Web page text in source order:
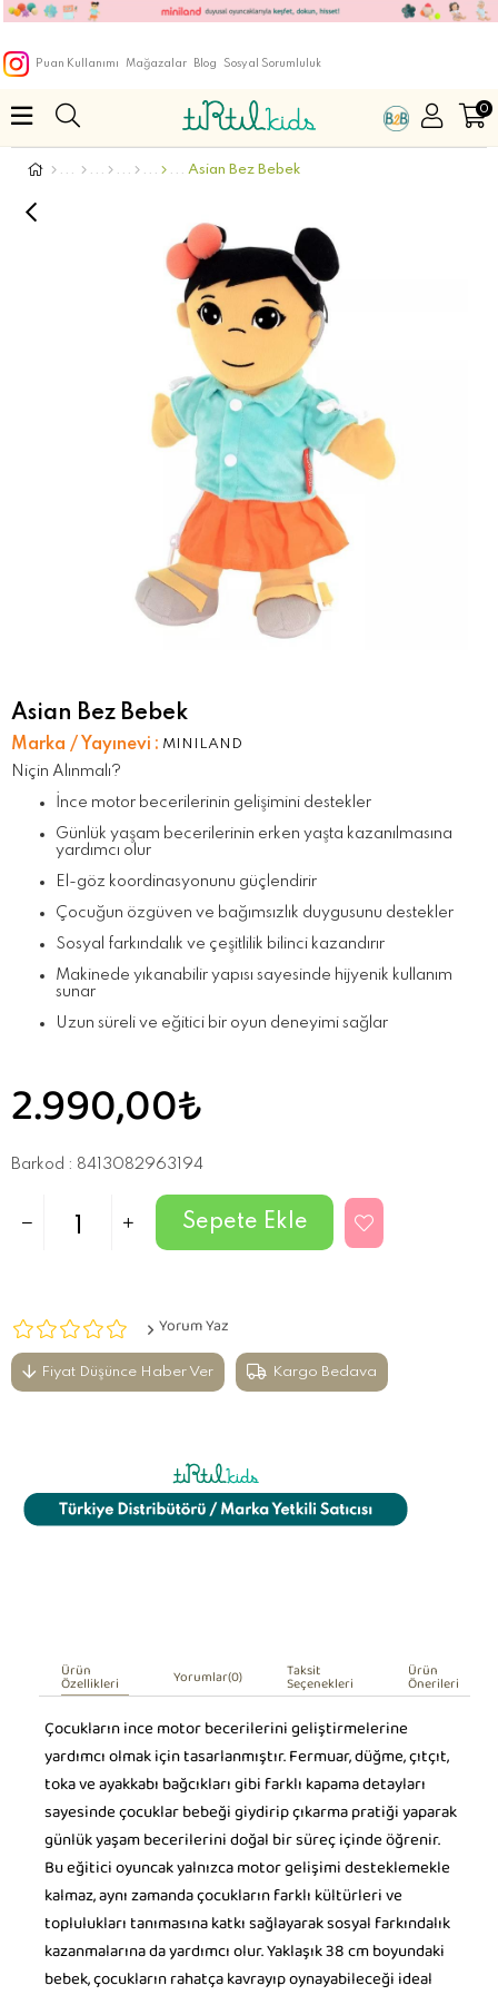
Puan Kullanımı Mağazalar Blog Sosyal Sorumluluk
0
Asian Bez Bebek
Asian Bez Bebek
Marka / Yayınevi : MINILAND
Niçin Alınmalı?
İnce motor becerilerinin gelişimini destekler
Günlük yaşam becerilerinin erken yaşta kazanılmasına
yardımcı olur
El-göz koordinasyonunu güçlendirir
Çocuğun özgüven ve bağımsızlık duygusunu destekler
Sosyal farkındalık ve çeşitlilik bilinci kazandırır
Makinede yıkanabilir yapısı sayesinde hijyenik kullanım
sunar
Uzun süreli ve eğitici bir oyun deneyimi sağlar
2.990,00₺
Barkod : 8413082963194
Yorum Yaz
Fiyat Düşünce Haber Ver Kargo Bedava
Ürün
Özellikleri Yorumlar(0) Taksit
Seçenekleri Ürün
Önerileri
Çocukların ince motor becerilerini geliştirmelerine
yardımcı olmak için tasarlanmıştır. Fermuar, düğme, çıtçıt,
toka ve ayakkabı bağcıkları gibi farklı kapama detayları
sayesinde çocuklar bebeği giydirip çıkarma pratiği yaparak
günlük yaşam becerilerini doğal bir süreç içinde öğrenir.
Bu eğitici oyuncak yalnızca motor gelişimi desteklemekle
kalmaz, aynı zamanda çocukların farklı kültürleri ve
toplulukları tanımasına katkı sağlayarak sosyal farkındalık
kazanmalarına da yardımcı olur. Yaklaşık 38 cm boyundaki
bebek, çocukların rahatça kavrayıp oynayabileceği ideal